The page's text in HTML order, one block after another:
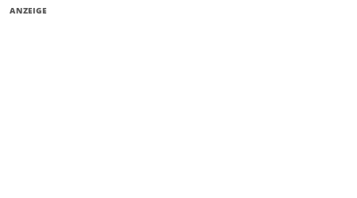
ANZEIGE